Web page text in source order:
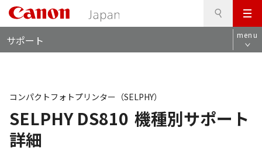
メ
ニ
ュ
サポート menu
SELPHY DS810 機種別サポート
詳細
コンパクトフォトプリンター（SELPHY）